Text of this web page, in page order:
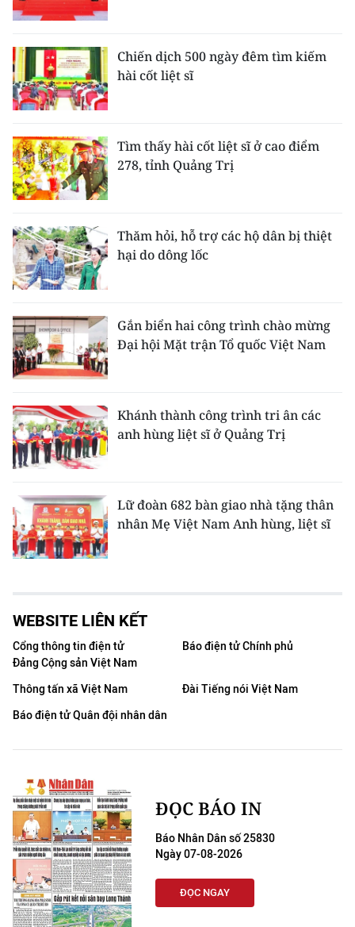
Chiến dịch 500 ngày đêm tìm kiếm
hài cốt liệt sĩ
Tìm thấy hài cốt liệt sĩ ở cao điểm
278, tỉnh Quảng Trị
Thăm hỏi, hỗ trợ các hộ dân bị thiệt
hại do dông lốc
Gắn biển hai công trình chào mừng
Đại hội Mặt trận Tổ quốc Việt Nam
Khánh thành công trình tri ân các
anh hùng liệt sĩ ở Quảng Trị
Lữ đoàn 682 bàn giao nhà tặng thân
nhân Mẹ Việt Nam Anh hùng, liệt sĩ
WEBSITE LIÊN KẾT
Cổng thông tin điện tử
Đảng Cộng sản Việt Nam
Báo điện tử Chính phủ
Thông tấn xã Việt Nam
Đài Tiếng nói Việt Nam
Báo điện tử Quân đội nhân dân
ĐỌC BÁO IN
Báo Nhân Dân số 25830
Ngày 07-08-2026
ĐỌC NGAY